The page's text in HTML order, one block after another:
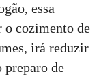
essa
o cozimento de
irá reduzir
de